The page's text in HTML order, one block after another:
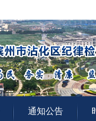
通知公告